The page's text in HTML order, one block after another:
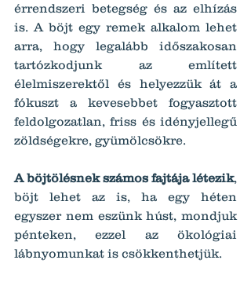
érrendszeri betegség és az elhízás
is. A böjt egy remek alkalom lehet
arra, hogy legalább időszakosan
tartózkodjunk az említett
élelmiszerektől és helyezzük át a
fókuszt a kevesebbet fogyasztott
feldolgozatlan, friss és idényjellegű
zöldségekre, gyümölcsökre.
A böjtölésnek számos fajtája létezik,
böjt lehet az is, ha egy héten
egyszer nem eszünk húst, mondjuk
pénteken, ezzel az ökológiai
lábnyomunkat is csökkenthetjük.